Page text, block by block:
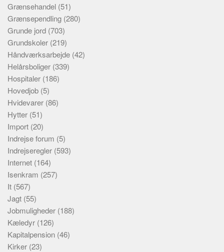
Grænsehandel (51)
Grænsependling (280)
Grunde jord (703)
Grundskoler (219)
Håndværksarbejde (42)
Helårsboliger (339)
Hospitaler (186)
Hovedjob (5)
Hvidevarer (86)
Hytter (51)
Import (20)
Indrejse forum (5)
Indrejseregler (593)
Internet (164)
Isenkram (257)
It (567)
Jagt (55)
Jobmuligheder (188)
Kæledyr (126)
Kapitalpension (46)
Kirker (23)